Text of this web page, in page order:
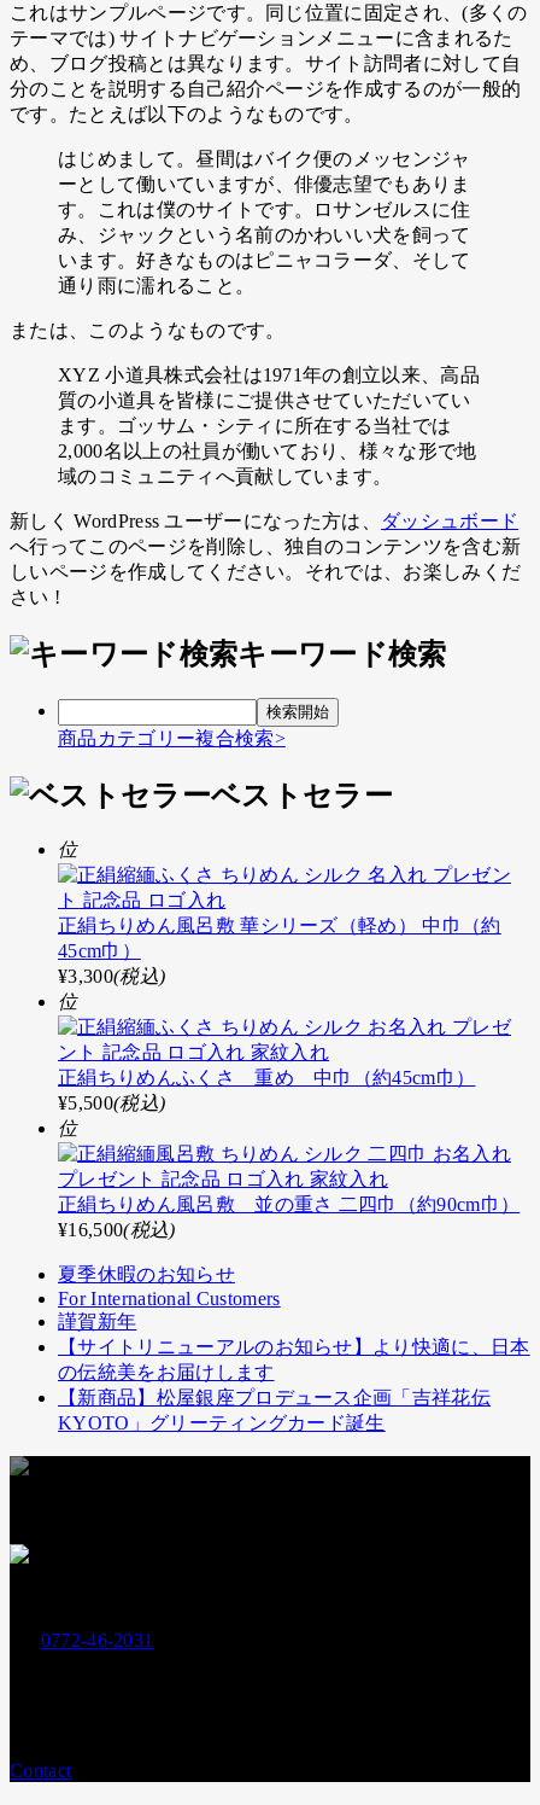
これはサンプルページです。同じ位置に固定され、(多くの
テーマでは) サイトナビゲーションメニューに含まれるた
め、ブログ投稿とは異なります。サイト訪問者に対して自
分のことを説明する自己紹介ページを作成するのが一般的
です。たとえば以下のようなものです。
はじめまして。昼間はバイク便のメッセンジャ
ーとして働いていますが、俳優志望でもありま
す。これは僕のサイトです。ロサンゼルスに住
み、ジャックという名前のかわいい犬を飼って
います。好きなものはピニャコラーダ、そして
通り雨に濡れること。
または、このようなものです。
XYZ 小道具株式会社は1971年の創立以来、高品
質の小道具を皆様にご提供させていただいてい
ます。ゴッサム・シティに所在する当社では
2,000名以上の社員が働いており、様々な形で地
域のコミュニティへ貢献しています。
新しく WordPress ユーザーになった方は、
ダッシュボード
へ行ってこのページを削除し、独自のコンテンツを含む新
しいページを作成してください。それでは、お楽しみくだ
さい !
キーワード検索
商品カテゴリー複合検索>
ベストセラー
位
正絹ちりめん風呂敷 華シリーズ（軽め） 中巾（約
45cm巾）
¥3,300(税込)
位
正絹ちりめんふくさ 重め 中巾（約45cm巾）
¥5,500(税込)
位
正絹ちりめん風呂敷 並の重さ 二四巾（約90cm巾）
¥16,500(税込)
夏季休暇のお知らせ
For International Customers
謹賀新年
【サイトリニューアルのお知らせ】より快適に、日本
の伝統美をお届けします
【新商品】松屋銀座プロデュース企画「吉祥花伝
KYOTO」グリーティングカード誕生
0772-46-2031
Contact